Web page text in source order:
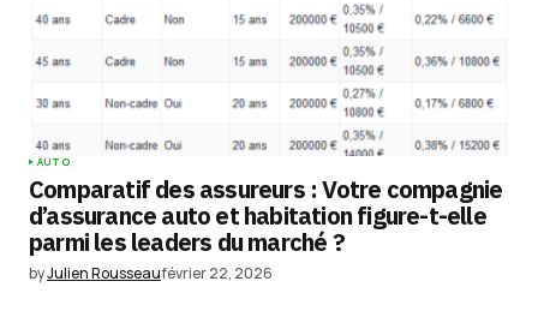
AUTO
Comparatif des assureurs : Votre compagnie
d’assurance auto et habitation figure-t-elle
parmi les leaders du marché ?
byJulien Rousseaufévrier 22, 2026